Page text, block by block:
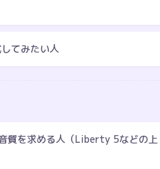
てみたい人
質を求める人（Liberty 5などの上